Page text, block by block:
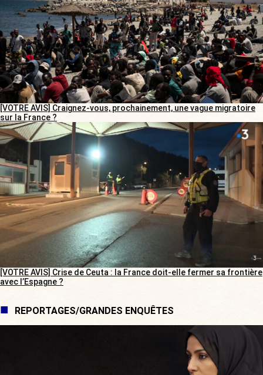
[VOTRE AVIS] Craignez-vous, prochainement, une vague migratoire
sur la France ?
[VOTRE AVIS] Crise de Ceuta : la France doit-elle fermer sa frontière
avec l’Espagne ?
REPORTAGES/GRANDES ENQUÊTES